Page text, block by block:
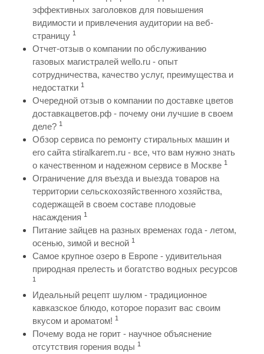
эффективных заголовков для повышения
видимости и привлечения аудитории на веб-
страницу 1
Отчет-отзыв о компании по обслуживанию
газовых магистралей wello.ru - опыт
сотрудничества, качество услуг, преимущества и
недостатки 1
Очередной отзыв о компании по доставке цветов
доставкацветов.рф - почему они лучшие в своем
деле? 1
Обзор сервиса по ремонту стиральных машин и
его сайта stiralkarem.ru - все, что вам нужно знать
о качественном и надежном сервисе в Москве 1
Ограничение для въезда и выезда товаров на
территории сельскохозяйственного хозяйства,
содержащей в своем составе плодовые
насаждения 1
Питание зайцев на разных временах года - летом,
осенью, зимой и весной 1
Самое крупное озеро в Европе - удивительная
природная прелесть и богатство водных ресурсов
1
Идеальный рецепт шулюм - традиционное
кавказское блюдо, которое поразит вас своим
вкусом и ароматом! 1
Почему вода не горит - научное объяснение
отсутствия горения воды 1